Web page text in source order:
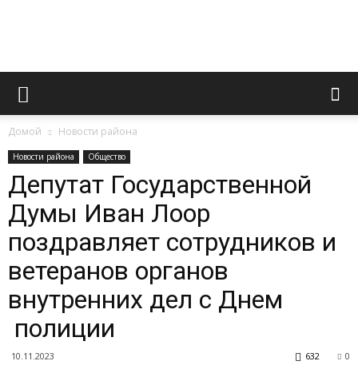
Официальный
газеты
«Вперед»
Домой Новости района
Новости района Общество
Депутат Государственной
Думы Иван Лоор
поздравляет сотрудников и
ветеранов органов
внутренних дел с Днем
полиции
10.11.2023 0
632